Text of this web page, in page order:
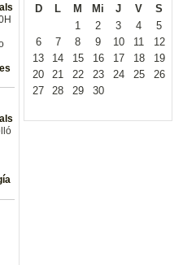
D L M Mi J V
S
1
2 3 4
5
6
7 8 9 10 11
12
13
14 15 16 17 18
19
20
21 22 23 24 25
26
27
28 29 30